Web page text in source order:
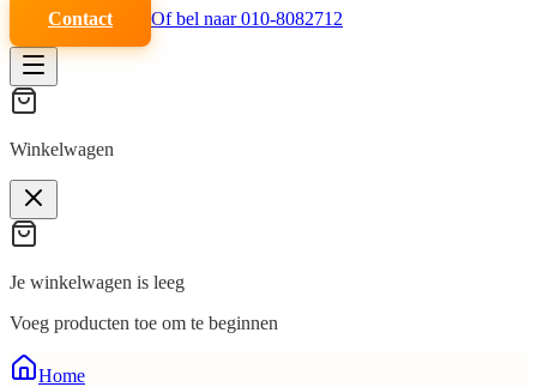
Contact
Of bel naar 010-8082712
Winkelwagen
Je winkelwagen is leeg
Voeg producten toe om te beginnen
Home